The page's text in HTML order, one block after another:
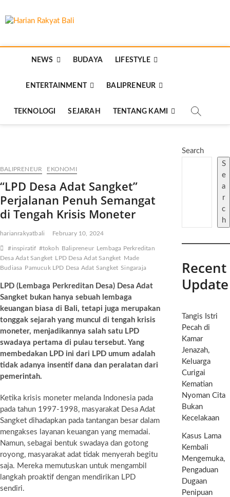
to
Bali
NEWS BUDAYA LIFESTYLE
ENTERTAINMENT BALIPRENEUR
TEKNOLOGI SEJARAH TENTANG KAMI
BALIPRENEUR EKONOMI
“LPD Desa Adat Sangket”
Perjalanan Penuh Semangat
di Tengah Krisis Moneter
harianrakyatbali February 10, 2024
#inspiratif #tokoh Balipreneur Lembaga Perkreditan
Desa Adat Sangket LPD Desa Adat Sangket Made
Budiasa Pamucuk LPD Desa Adat Sangket Singaraja
LPD (Lembaga Perkreditan Desa) Desa Adat
Sangket bukan hanya sebuah lembaga
keuangan biasa di Bali, tetapi juga merupakan
tonggak sejarah yang muncul di tengah krisis
moneter, menjadikannya salah satu LPD
swadaya pertama di pulau tersebut. Yang
membedakan LPD ini dari LPD umum adalah
tidak adanya insentif dana dan peralatan dari
pemerintah.
Ketika krisis moneter melanda Indonesia pada
pada tahun 1997-1998, masyarakat Desa Adat
Sangket dihadapkan pada tantangan besar dalam
mengakses layanan keuangan yang memadai.
Namun, sebagai bentuk swadaya dan gotong
royong, masyarakat adat tidak menyerah begitu
saja. Mereka memutuskan untuk mengambil
langkah proaktif dengan mendirikan LPD
sendiri.
Search
S
e
a
r
c
h
Recent
Update
Tangis Istri
Pecah di
Kamar
Jenazah,
Keluarga
Curigai
Kematian
Nyoman Cita
Bukan
Kecelakaan
Kasus Lama
Kembali
Mengemuka,
Pengaduan
Dugaan
Penipuan